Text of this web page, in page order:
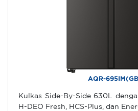
AQR-
Kulkas Side-By-Side 630L
H-DEO Fresh, HCS-Plus, dan